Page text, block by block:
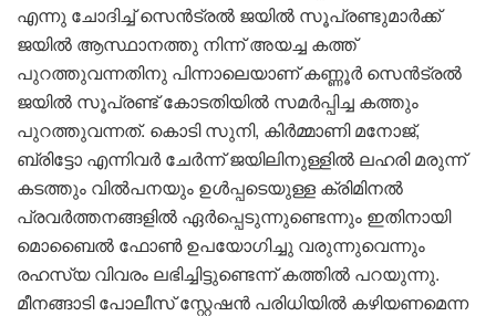
എന്നു ചോദിച്ച് സെൻട്രൽ ജയിൽ സൂപ്രണ്ടുമാർക്ക്
ജയിൽ ആസ്ഥാനത്തു നിന്ന് അയച്ച കത്ത്
പുറത്തുവന്നതിനു പിന്നാലെയാണ് കണ്ണൂർ സെൻട്രൽ
ജയിൽ സൂപ്രണ്ട് കോടതിയിൽ സമർപ്പിച്ച കത്തും
പുറത്തുവന്നത്. കൊടി സുനി, കിർമ്മാണി മനോജ്,
ബ്രിട്ടോ എന്നിവർ ചേർന്ന് ജയിലിനുള്ളിൽ ലഹരി മരുന്ന്
കടത്തും വിൽപനയും ഉൾപ്പടെയുള്ള ക്രിമിനൽ
പ്രവർത്തനങ്ങളിൽ ഏർപ്പെടുന്നുണ്ടെന്നും ഇതിനായി
മൊബൈൽ ഫോൺ ഉപയോഗിച്ചു വരുന്നുവെന്നും
രഹസ്യ വിവരം ലഭിച്ചിട്ടുണ്ടെന്ന് കത്തിൽ പറയുന്നു.
മീനങ്ങാടി പോലീസ് സ്റ്റേഷൻ പരിധിയിൽ കഴിയണമെന്ന